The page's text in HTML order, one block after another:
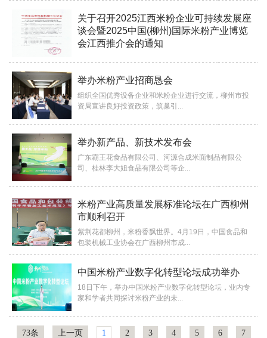
关于召开2025江西米粉企业可持续发展座
谈会暨2025中国(柳州)国际米粉产业博览
会江西推介会的通知
举办米粉产业招商恳会
组织全国优秀设备企业和米粉企业进行交流，柳州市投
资局宣讲良好投资政策，筑巢引...
举办新产品、新技术发布会
广东霸王花食品有限公司、河源合成米面制品有限公
司、桂林李大姐食品有限公司等企...
米粉产业高质量发展标准论坛在广西柳州
市顺利召开
紫荆花都柳州，米粉香飘世界。4月19日，中国食品和
包装机械工业协会在广西柳州市成...
中国米粉产业数字化转型论坛成功举办
18日下午，举办中国米粉产业数字化转型论坛，业内专
家和学者共同探讨米粉产业的未...
73条 上一页 1 2 3 4 5 6 7